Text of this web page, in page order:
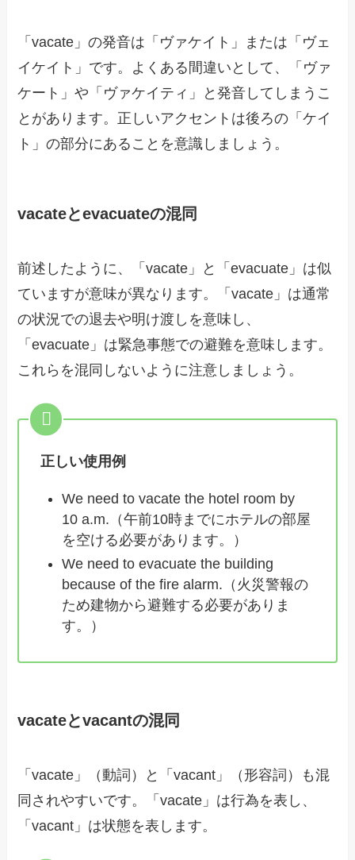
「vacate」の発音は「ヴァケイト」または「ヴェ
イケイト」です。よくある間違いとして、「ヴァ
ケート」や「ヴァケイティ」と発音してしまうこ
とがあります。正しいアクセントは後ろの「ケイ
ト」の部分にあることを意識しましょう。
vacateとevacuateの混同
前述したように、「vacate」と「evacuate」は似
ていますが意味が異なります。「vacate」は通常
の状況での退去や明け渡しを意味し、
「evacuate」は緊急事態での避難を意味します。
これらを混同しないように注意しましょう。
正しい使用例
We need to vacate the hotel room by
10 a.m.（午前10時までにホテルの部屋
を空ける必要があります。）
We need to evacuate the building
because of the fire alarm.（火災警報の
ため建物から避難する必要がありま
す。）
vacateとvacantの混同
「vacate」（動詞）と「vacant」（形容詞）も混
同されやすいです。「vacate」は行為を表し、
「vacant」は状態を表します。